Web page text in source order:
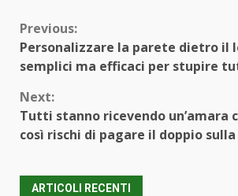
Continue
Reading
Previous:
Personalizzare la parete dietro il
semplici ma efficaci per stupire
Next:
Tutti stanno ricevendo un’amara
così rischi di pagare il doppio
ARTICOLI RECENTI